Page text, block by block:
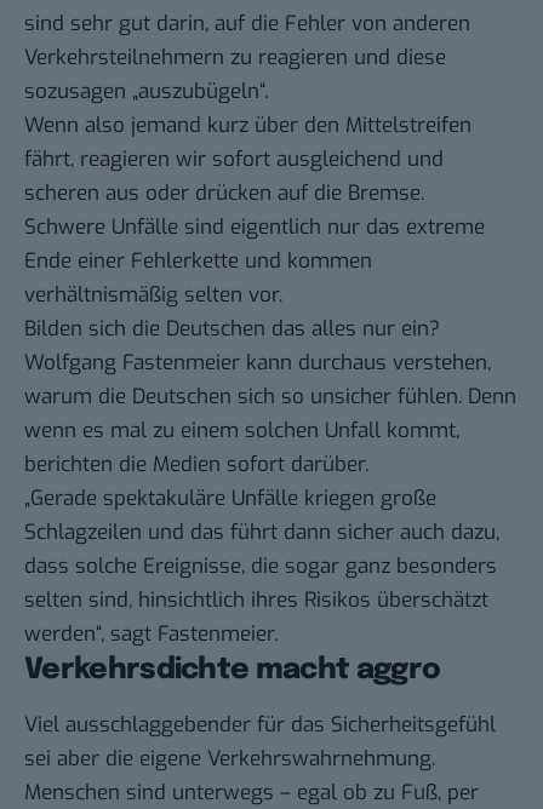
sind sehr gut darin, auf die Fehler von anderen
Verkehrsteilnehmern zu reagieren und diese
sozusagen „auszubügeln“.
Wenn also jemand kurz über den Mittelstreifen
fährt, reagieren wir sofort ausgleichend und
scheren aus oder drücken auf die Bremse.
Schwere Unfälle sind eigentlich nur das extreme
Ende einer Fehlerkette und kommen
verhältnismäßig selten vor.
Bilden sich die Deutschen das alles nur ein?
Wolfgang Fastenmeier kann durchaus verstehen,
warum die Deutschen sich so unsicher fühlen. Denn
wenn es mal zu einem solchen Unfall kommt,
berichten die Medien sofort darüber.
„Gerade spektakuläre Unfälle kriegen große
Schlagzeilen und das führt dann sicher auch dazu,
dass solche Ereignisse, die sogar ganz besonders
selten sind, hinsichtlich ihres Risikos überschätzt
werden“, sagt Fastenmeier.
Verkehrsdichte macht aggro
Viel ausschlaggebender für das Sicherheitsgefühl
sei aber die eigene Verkehrswahrnehmung.
Menschen sind unterwegs – egal ob zu Fuß, per